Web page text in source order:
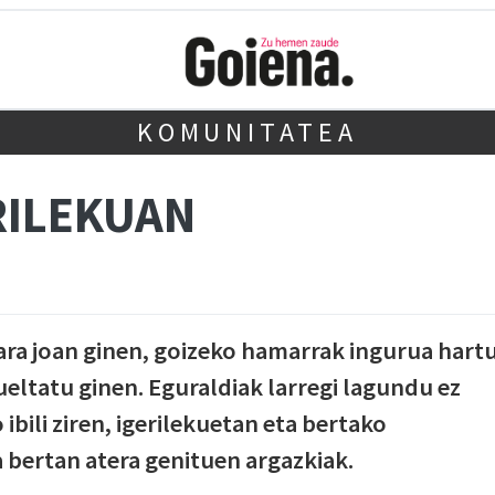
KOMUNITATEA
joan ginen, goizeko hamarrak ingurua
ginen. Eguraldiak larregi lagundu ez
ibili ziren, igerilekuetan eta bertako
atera genituen argazkiak.